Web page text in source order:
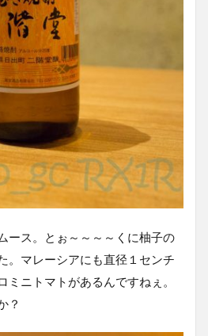
ース。とぉ～～～～くに柚子の
。マレーシアにも直径１センチ
ミニトマトがあるんですねぇ。
？